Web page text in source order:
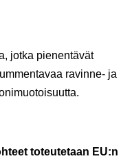
jotka pienentävät
ravinne- ja
toteutetaan EU:n